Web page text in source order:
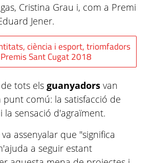
Cristina Grau i, com a Premi
Jener.
ciència i esport, triomfadors
Sant Cugat 2018
de tots els guanyadors van
comú: la satisfacció de
la sensació d'agraïment.
va assenyalar que "significa
a seguir estant